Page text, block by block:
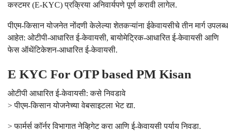
कस्टमर (E-KYC) प्रक्रिया अनिवार्यपणे पूर्ण करावी लागेल.
पीएम-किसान योजनेत नोंदणी केलेल्या शेतकऱ्यांना ईकेवायसीचे तीन मार्ग उपलब्ध
आहेत: ओटीपी-आधारित ई-केवायसी, बायोमेट्रिक-आधारित ई-केवायसी आणि
फेस ऑथेंटिकेशन-आधारित ई-केवायसी.
E KYC For OTP based PM Kisan
ओटीपी आधारित ई-केवायसी: कसे निवडावे
> पीएम-किसान योजनेच्या वेबसाइटला भेट द्या.
> फार्मर्स कॉर्नर विभागात नेव्हिगेट करा आणि ई-केवायसी पर्याय निवडा.